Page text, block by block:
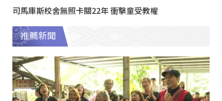
司馬庫斯校舍無照卡關22年 衝擊童受教權
推薦新聞